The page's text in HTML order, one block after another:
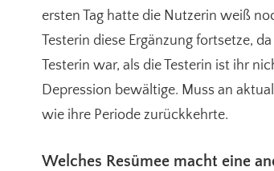
ersten Tag hatte die Nutzerin weiß
Testerin diese Ergänzung fortsetze,
Testerin war, als die Testerin ist ihr
Depression bewältige. Muss an
wie ihre Periode zurückkehrte.
Welches Resümee macht eine